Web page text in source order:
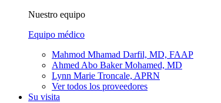
Nuestro equipo
Equipo médico
Mahmod Mhamad Darfil, MD, FAAP
Ahmed Abo Baker Mohamed, MD
Lynn Marie Troncale, APRN
Ver todos los proveedores
Su visita